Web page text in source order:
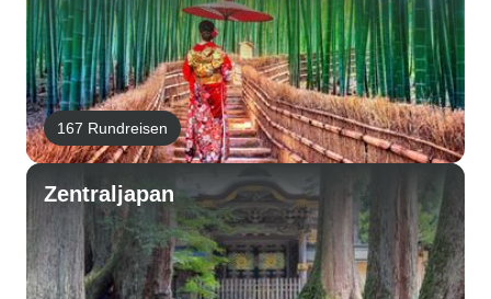
167 Rundreisen
Zentraljapan